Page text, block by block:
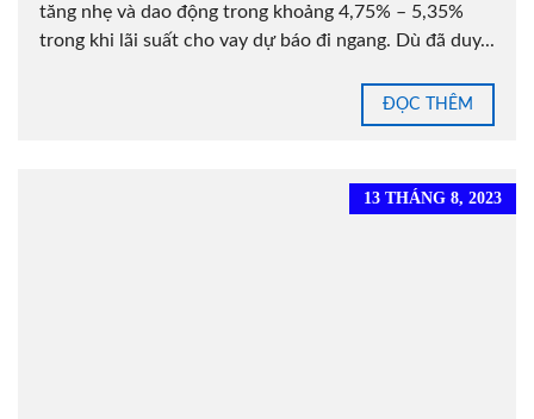
tăng nhẹ và dao động trong khoảng 4,75% – 5,35%
trong khi lãi suất cho vay dự báo đi ngang. Dù đã duy...
ĐỌC THÊM
13 THÁNG 8, 2023